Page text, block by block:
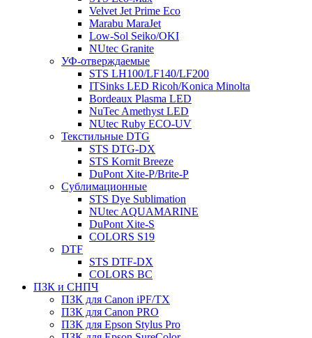
Velvet Jet Prime Eco
Marabu MaraJet
Low-Sol Seiko/OKI
NUtec Granite
УФ-отверждаемые
STS LH100/LF140/LF200
ITSinks LED Ricoh/Konica Minolta
Bordeaux Plasma LED
NuTec Amethyst LED
NUtec Ruby ECO-UV
Текстильные DTG
STS DTG-DX
STS Kornit Breeze
DuPont Xite-P/Brite-P
Сублимационные
STS Dye Sublimation
NUtec AQUAMARINE
DuPont Xite-S
COLORS S19
DTF
STS DTF-DX
COLORS BC
ПЗК и СНПЧ
ПЗК для Canon iPF/TX
ПЗК для Canon PRO
ПЗК для Epson Stylus Pro